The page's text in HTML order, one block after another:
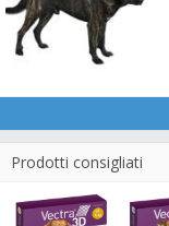
Prodotti consigliati